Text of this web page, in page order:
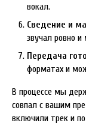
вокал.
Сведение и
звучал ровно
Передача
форматах и
В процессе мы
совпал с вашим
включили трек и